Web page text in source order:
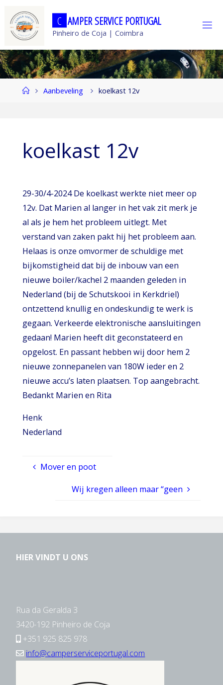
naar
inhoud
C AMPERSERVICEPORTUGAL
Pinheiro de Coja | Coimbra
HomeAanbeveling koelkast 12v
koelkast 12v
29-30/4-2024 De koelkast werkte niet meer op
12v. Dat Marien al langer in het vak zit merk je
al als je hem het probleem uitlegt. Met
verstand van zaken pakt hij het probleem aan.
Helaas is onze omvormer de schuldige met
bijkomstigheid dat bij de inbouw van een
nieuwe boiler/kachel 2 maanden geleden in
Nederland (bij de Schutskooi in Kerkdriel)
ontzettend knullig en ondeskundig te werk is
gegaan. Verkeerde elektronische aansluitingen
gedaan! Marien heeft dit geconstateerd en
opgelost. En passant hebben wij door hem 2
nieuwe zonnepanelen van 180W ieder en 2
nieuwe accu’s laten plaatsen. Top aangebracht.
Bedankt Marien en Rita
Henk
Nederland
Mover en poot
Wij kregen alleen maar “geen
HIER VINDT U ONS
Rua da Geralda 3
3420-192 Pinheiro de Coja
+351 925 825 978
info@camperserviceportugal.com